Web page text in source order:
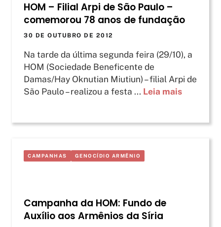
HOM – Filial Arpi de São Paulo –
comemorou 78 anos de fundação
30 DE OUTUBRO DE 2012
Na tarde da última segunda feira (29/10), a
HOM (Sociedade Beneficente de
Damas/Hay Oknutian Miutiun) – filial Arpi de
São Paulo – realizou a festa ... Leia mais
CAMPANHAS GENOCÍDIO ARMÊNIO
Campanha da HOM: Fundo de
Auxílio aos Armênios da Síria